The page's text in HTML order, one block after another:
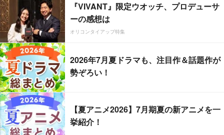
『VIVANT』限定ウオッチ、プロデューサ
ーの感想は
オリコンタイアップ特集
2026年7月夏ドラマも、注目作＆話題作が
勢ぞろい！
【夏アニメ2026】7月期夏の新アニメを一
挙紹介！